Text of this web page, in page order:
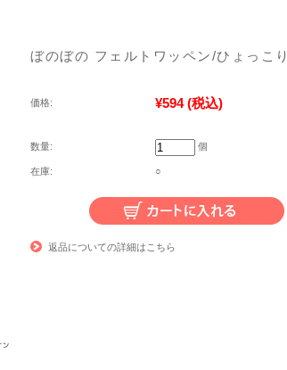
ぼのぼの フェルトワッペン/ひょっこり
価格: ¥594 (税込)
数量: 個
在庫: ○
返品についての詳細はこちら